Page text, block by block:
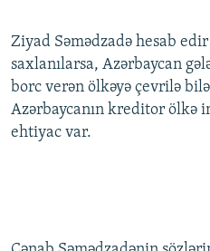
Ziyad Səmədzadə hesab
saxlanılarsa, Azərbaycan
borc verən ölkəyə çevrilə
Azərbaycanın kreditor ölkə
ehtiyac var.